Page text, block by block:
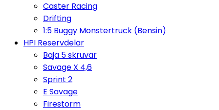
Caster Racing
Drifting
1:5 Buggy Monstertruck (Bensin)
HPI Reservdelar
Baja 5 skruvar
Savage X 4,6
Sprint 2
E Savage
Firestorm